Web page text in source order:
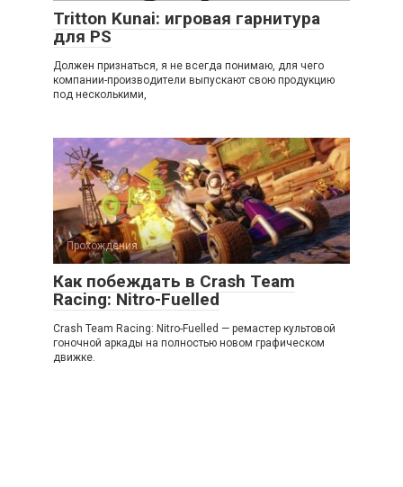
Tritton Kunai: игровая гарнитура
для PS
Должен признаться, я не всегда понимаю, для чего
компании-производители выпускают свою продукцию
под несколькими,
Прохождения
Как побеждать в Crash Team
Racing: Nitro-Fuelled
Crash Team Racing: Nitro-Fuelled — ремастер культовой
гоночной аркады на полностью новом графическом
движке.